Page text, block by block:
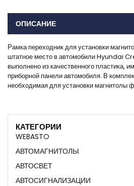
ОПИСАНИЕ
Рамка переходник для установки
штатное место в автомобили Hyundai
выполнено из качественного пластика,
приборной панели автомобиля. В
необходимая для установки магнитолы
КАТЕГОРИИ
WEBASTO
АВТОМАГНИТОЛЫ
АВТОСВЕТ
АВТОСИГНАЛИЗАЦИИ